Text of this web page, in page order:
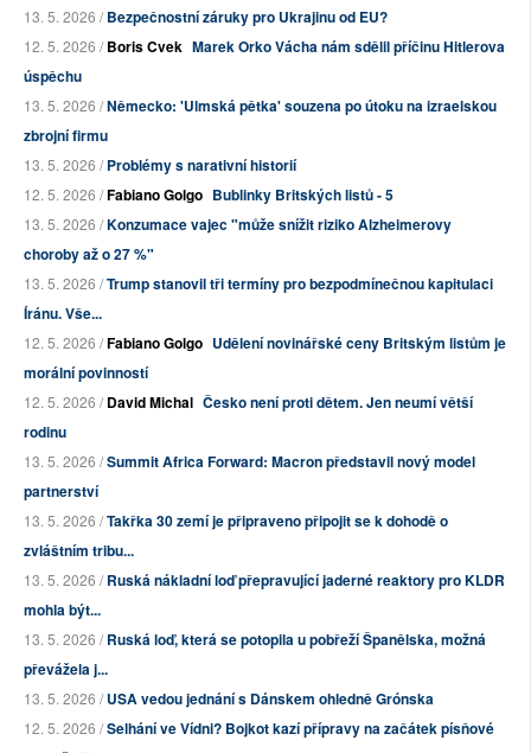
13. 5. 2026 /Bezpečnostní záruky pro Ukrajinu od EU?
12. 5. 2026 /Boris Cvek Marek Orko Vácha nám sdělil příčinu Hitlerova
úspěchu
13. 5. 2026 /Německo: 'Ulmská pětka' souzena po útoku na izraelskou
zbrojní firmu
13. 5. 2026 /Problémy s narativní historií
12. 5. 2026 /Fabiano Golgo Bublinky Britských listů - 5
13. 5. 2026 /Konzumace vajec "může snížit riziko Alzheimerovy
choroby až o 27 %"
13. 5. 2026 /Trump stanovil tři termíny pro bezpodmínečnou kapitulaci
Íránu. Vše...
12. 5. 2026 /Fabiano Golgo Udělení novinářské ceny Britským listům je
morální povinností
12. 5. 2026 /David Michal Česko není proti dětem. Jen neumí větší
rodinu
13. 5. 2026 /Summit Africa Forward: Macron představil nový model
partnerství
13. 5. 2026 /Takřka 30 zemí je připraveno připojit se k dohodě o
zvláštním tribu...
13. 5. 2026 /Ruská nákladní loď přepravující jaderné reaktory pro KLDR
mohla být...
13. 5. 2026 /Ruská loď, která se potopila u pobřeží Španělska, možná
převážela j...
13. 5. 2026 /USA vedou jednání s Dánskem ohledně Grónska
12. 5. 2026 /Selhání ve Vídni? Bojkot kazí přípravy na začátek písňové